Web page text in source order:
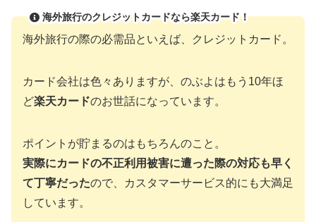
海外旅行のクレジットカードなら楽天カード！
海外旅行の際の必需品といえば、クレジットカード。
カード会社は色々ありますが、のぶよはもう10年ほ
ど楽天カードのお世話になっています。
ポイントが貯まるのはもちろんのこと。
実際にカードの不正利用被害に遭った際の対応も早く
て丁寧だったので、カスタマーサービス的にも大満足
しています。